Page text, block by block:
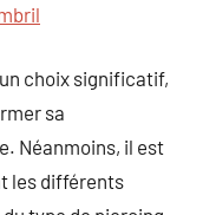
choix significatif,
sa
Néanmoins, il est
les différents